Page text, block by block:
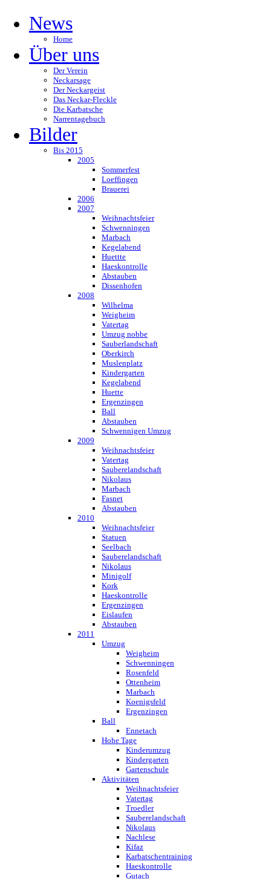
News
Home
Über uns
Der Verein
Neckarsage
Der Neckargeist
Das Neckar-Fleckle
Die Karbatsche
Narrentagebuch
Bilder
Bis 2015
2005
Sommerfest
Loeffingen
Brauerei
2006
2007
Weihnachtsfeier
Schwenningen
Marbach
Kegelabend
Huettte
Haeskontrolle
Abstauben
Dissenhofen
2008
Wilhelma
Weigheim
Vatertag
Umzug nobbe
Sauberlandschaft
Oberkirch
Muslenplatz
Kindergarten
Kegelabend
Huette
Ergenzingen
Ball
Abstauben
Schwennigen Umzug
2009
Weihnachtsfeier
Vatertag
Sauberelandschaft
Nikolaus
Marbach
Fasnet
Abstauben
2010
Weihnachtsfeier
Statuen
Seelbach
Sauberelandschaft
Nikolaus
Minigolf
Kork
Haeskontrolle
Ergenzingen
Eislaufen
Abstauben
2011
Umzug
Weigheim
Schwenningen
Rosenfeld
Ottenheim
Marbach
Koenigsfeld
Ergenzingen
Ball
Ennetach
Hohe Tage
Kinderumzug
Kindergarten
Gartenschule
Aktivitäten
Weihnachtsfeier
Vatertag
Troedler
Sauberelandschaft
Nikolaus
Nachlese
Kifaz
Karbatschentraining
Haeskontrolle
Gutach